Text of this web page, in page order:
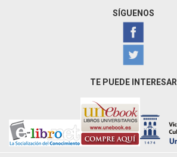
SÍGUENOS
TE PUEDE INTERESAR